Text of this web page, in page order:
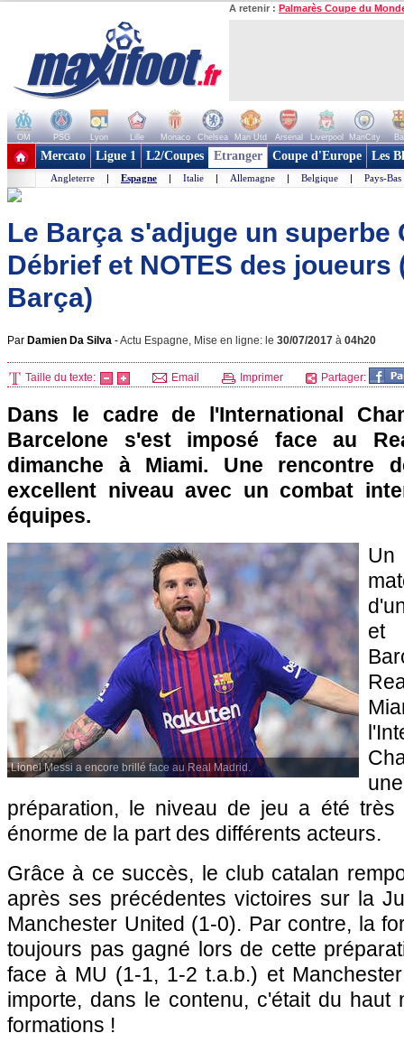
A retenir : Palmarès Coupe du
OM PSG Lyon Lille Monaco Chelsea Man Utd Arsenal Liverpool ManCity
+ de clubs
Mercato Ligue 1 L2/Coupes Etranger Coupe d'Europe Les
Angleterre | Espagne | Italie | Allemagne | Belgique | Pays-Bas
Le Barça s'adjuge un superbe
Débrief et NOTES des joueurs
Barça)
Par Damien Da Silva -Actu Espagne, Mise en ligne: le 30/07/2017 à 04h20
Taille du texte: Email Imprimer Partager:
Dans le cadre de l'International
Barcelone s'est imposé face au
dimanche à Miami. Une rencontre
excellent niveau avec un combat
équipes.
Lionel Messi a encore brillé face au Real Madrid.
Un
et
préparation, le niveau de jeu a été
énorme de la part des différents acteurs.
Grâce à ce succès, le club catalan
après ses précédentes victoires sur la
Manchester United (1-0). Par contre, la
toujours pas gagné lors de cette
face à MU (1-1, 1-2 t.a.b.) et
importe, dans le contenu, c'était du haut
formations !